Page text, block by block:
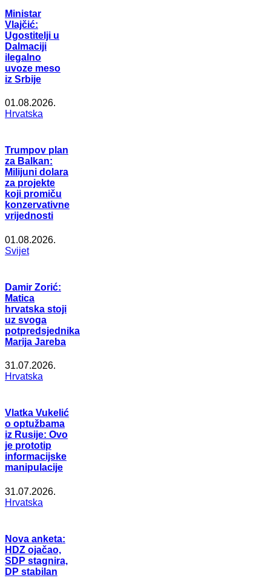
Ministar
Vlajčić:
Ugostitelji u
Dalmaciji
ilegalno
uvoze meso
iz Srbije
01.08.2026.
Hrvatska
Trumpov plan
za Balkan:
Milijuni dolara
za projekte
koji promiču
konzervativne
vrijednosti
01.08.2026.
Svijet
Damir Zorić:
Matica
hrvatska stoji
uz svoga
potpredsjednika
Marija Jareba
31.07.2026.
Hrvatska
Vlatka Vukelić
o optužbama
iz Rusije: Ovo
je prototip
informacijske
manipulacije
31.07.2026.
Hrvatska
Nova anketa:
HDZ ojačao,
SDP stagnira,
DP stabilan